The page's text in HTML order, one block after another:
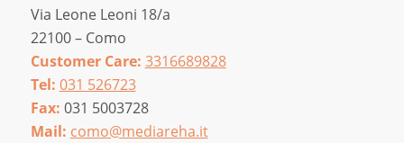
Via Leone Leoni 18/a
22100 – Como
Customer Care: 3316689828
Tel: 031 526723
Fax: 031 5003728
Mail: como@mediareha.it